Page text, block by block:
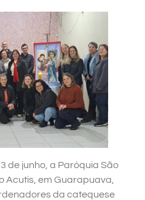
de junho, a Paróquia São
Acutis, em Guarapuava,
da catequese